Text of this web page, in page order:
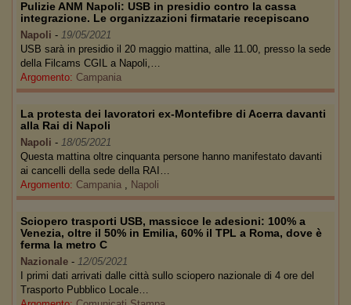
Pulizie ANM Napoli: USB in presidio contro la cassa
integrazione. Le organizzazioni firmatarie recepiscano
Napoli - 19/05/2021
USB sarà in presidio il 20 maggio mattina, alle 11.00, presso la sede
della Filcams CGIL a Napoli,…
Argomento: Campania
La protesta dei lavoratori ex-Montefibre di Acerra davanti
alla Rai di Napoli
Napoli - 18/05/2021
Questa mattina oltre cinquanta persone hanno manifestato davanti
ai cancelli della sede della RAI…
Argomento: Campania , Napoli
Sciopero trasporti USB, massicce le adesioni: 100% a
Venezia, oltre il 50% in Emilia, 60% il TPL a Roma, dove è
ferma la metro C
Nazionale - 12/05/2021
I primi dati arrivati dalle città sullo sciopero nazionale di 4 ore del
Trasporto Pubblico Locale…